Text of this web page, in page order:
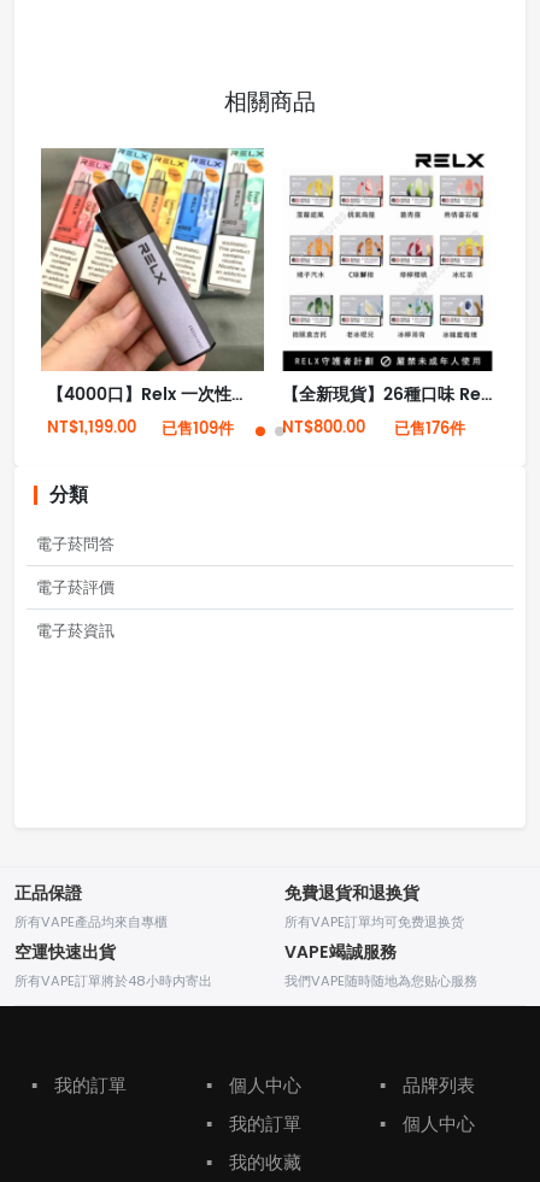
相關商品
【4000口】Relx 一次性拋棄式電子菸 全新現貨
NT$1,199.00 已售109件
【全新現貨】26種口味 Relx悅刻第5代幻影霧化煙彈
NT$800.00 已售176件
分類
電子菸問答
電子菸評價
電子菸資訊
正品保證
所有VAPE產品均來自專櫃
免費退貨和退换貨
所有VAPE訂單均可免费退换货
空運快速出貨
所有VAPE訂單將於48小時内寄出
VAPE竭誠服務
我們VAPE随時随地為您贴心服務
▪ 我的訂單 ▪
個人中心
▪
我的訂單
▪
我的收藏
▪
品牌列表
▪
個人中心